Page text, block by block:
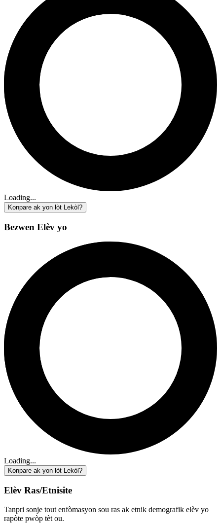
Loading...
Konpare ak yon lòt Lekòl?
Bezwen Elèv yo
Loading...
Konpare ak yon lòt Lekòl?
Elèv Ras/Etnisite
Tanpri sonje tout enfòmasyon sou ras ak etnik demografik elèv yo
rapòte pwòp tèt ou.